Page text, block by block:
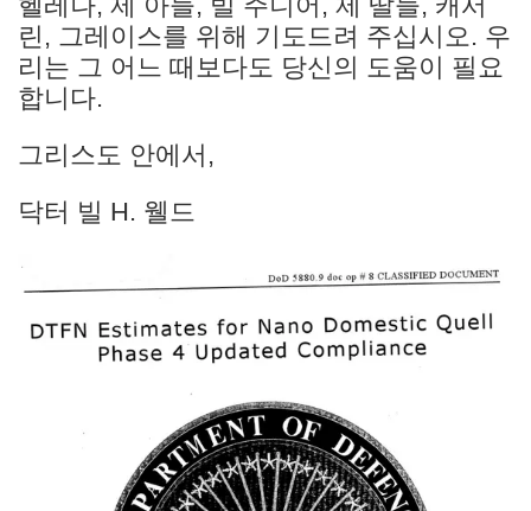
린, 그레이스를 위해 기도드려 주십시오. 우
리는 그 어느 때보다도 당신의 도움이 필요
합니다.
그리스도 안에서,
닥터 빌 H. 웰드